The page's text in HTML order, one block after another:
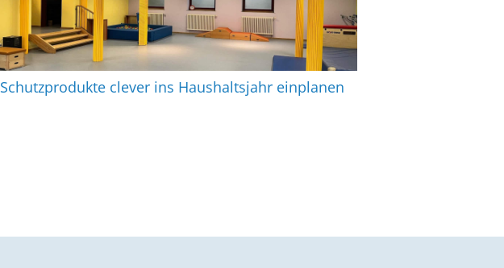
Schutzprodukte clever ins Haushaltsjahr einplanen